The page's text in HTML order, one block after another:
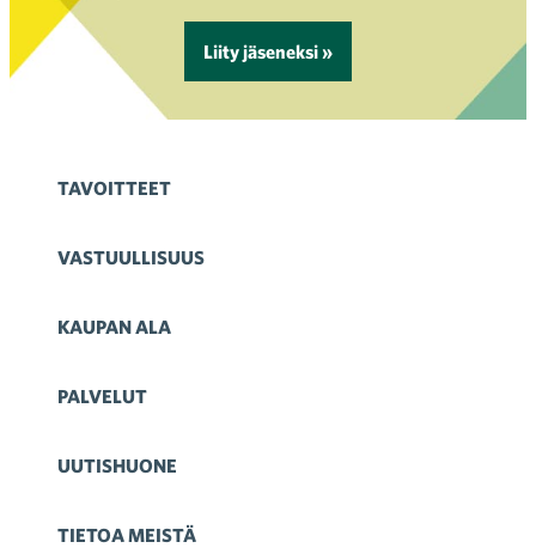
Liity jäseneksi »
TAVOITTEET
VASTUULLISUUS
KAUPAN ALA
PALVELUT
UUTISHUONE
TIETOA MEISTÄ